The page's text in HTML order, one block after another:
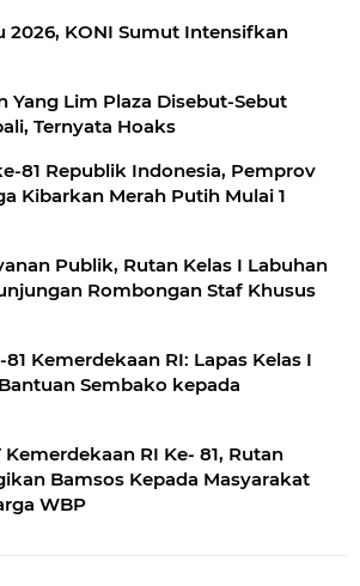
2026, KONI Sumut Intensifkan
Yang Lim Plaza Disebut-Sebut
Ternyata Hoaks
81 Republik Indonesia, Pemprov
Kibarkan Merah Putih Mulai 1
Publik, Rutan Kelas I Labuhan
Rombongan Staf Khusus
Kemerdekaan RI: Lapas Kelas I
Sembako kepada
RI Ke- 81, Rutan
Bamsos Kepada Masyarakat
WBP